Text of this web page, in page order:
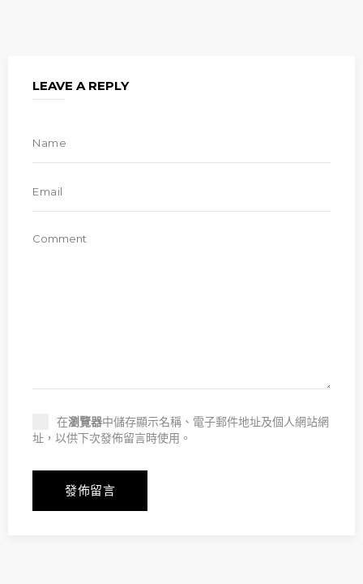
LEAVE A REPLY
在瀏覽器中儲存顯示名稱、電子郵件地址及個人網站網
址，以供下次發佈留言時使用。